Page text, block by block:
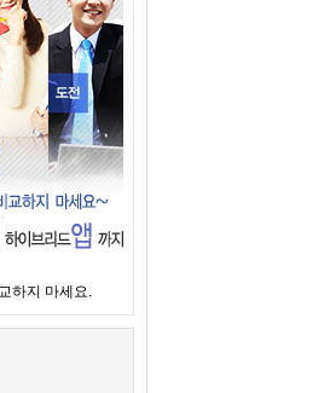
하지 마세요.